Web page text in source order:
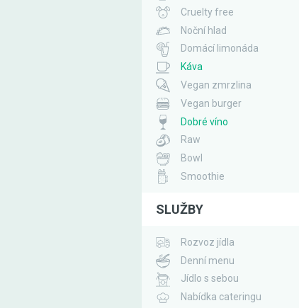
Cruelty free
Noční hlad
Domácí limonáda
Káva
Vegan zmrzlina
Vegan burger
Dobré víno
Raw
Bowl
Smoothie
SLUŽBY
Rozvoz jídla
Denní menu
Jídlo s sebou
Nabídka cateringu